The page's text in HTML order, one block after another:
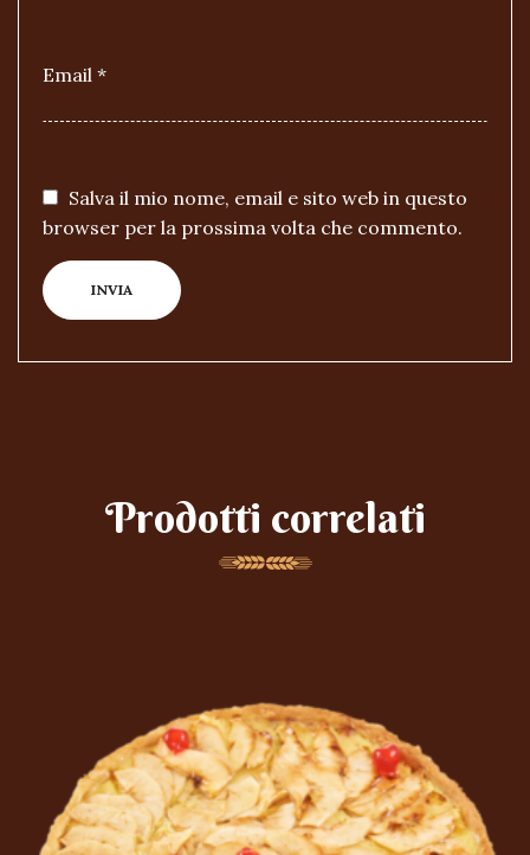
Email *
Salva il mio nome, email e sito web in questo
browser per la prossima volta che commento.
Prodotti correlati